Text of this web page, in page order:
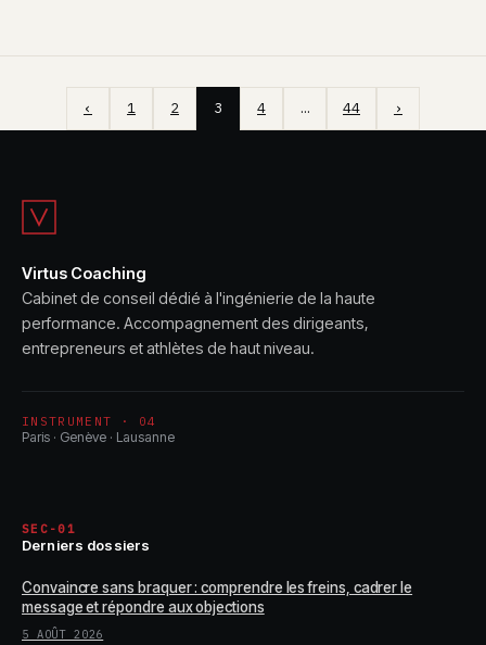
‹ 1 2 3 4 … 44 ›
Virtus Coaching
Cabinet de conseil dédié à l'ingénierie de la haute
performance. Accompagnement des dirigeants,
entrepreneurs et athlètes de haut niveau.
INSTRUMENT · 04
Paris · Genève · Lausanne
SEC-01
Derniers dossiers
Convaincre sans braquer : comprendre les freins, cadrer le
message et répondre aux objections
5 AOÛT 2026